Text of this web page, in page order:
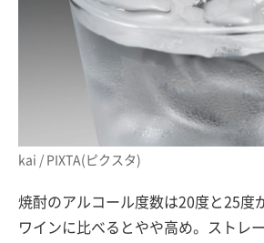
kai / PIXTA(ピクスタ)
焼酎のアルコール度数は20度と25度
ワインに比べるとやや高め。ストレ